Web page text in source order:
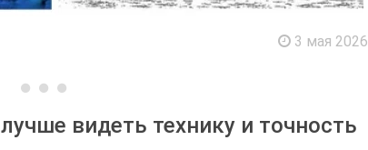
3 мая 2026
видеть технику и точность